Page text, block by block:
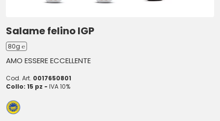
Salame felino IGP
80g ℮
AMO ESSERE ECCELLENTE
Cod. Art. 0017650801
Collo: 15 pz - IVA 10%